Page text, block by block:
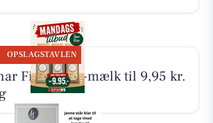
OPSLAGSTAVLEN
First Price-mælk til 9,95 kr.